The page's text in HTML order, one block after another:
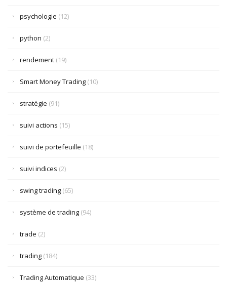
psychologie (12)
python (2)
rendement (19)
Smart Money Trading (10)
stratégie (91)
suivi actions (15)
suivi de portefeuille (18)
suivi indices (2)
swing trading (65)
système de trading (94)
trade (2)
trading (184)
Trading Automatique (33)